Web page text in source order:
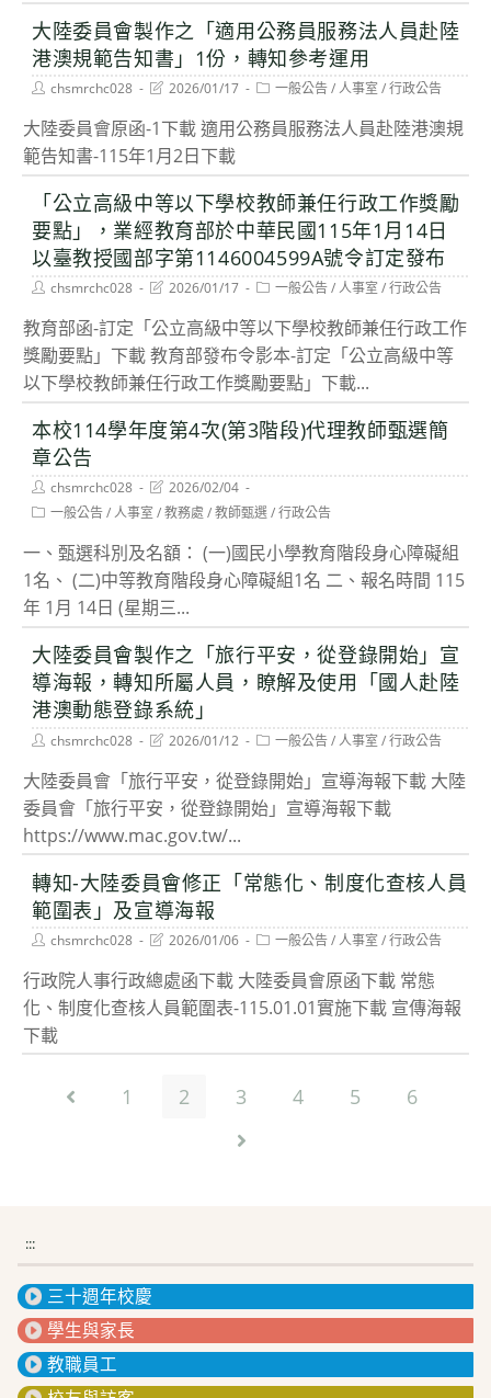
大陸委員會製作之「適用公務員服務法人員赴陸
港澳規範告知書」1份，轉知參考運用
Postchsmrchc028
Post
modified:
2026/01/17
Post一般公告/人事室 /行政公告
大陸委員會原函-1下載 適用公務員服務法人員赴陸港澳規
範告知書-115年1月2日下載
「公立高級中等以下學校教師兼任行政工作獎勵
要點」，業經教育部於中華民國115年1月14日
以臺教授國部字第1146004599A號令訂定發布
Postchsmrchc028
Post
modified:
2026/01/17
Post一般公告/人事室 /行政公告
教育部函-訂定「公立高級中等以下學校教師兼任行政工作
獎勵要點」下載 教育部發布令影本-訂定「公立高級中等
以下學校教師兼任行政工作獎勵要點」下載...
本校114學年度第4次(第3階段)代理教師甄選簡
章公告
Post
author:
chsmrchc028
Post
last
modified:
2026/02/04
Post一般公告/人事室/教務處/教師甄選/行政公告
一、甄選科別及名額： (一)國民小學教育階段身心障礙組
1名、 (二)中等教育階段身心障礙組1名 二、報名時間 115
年 1月 14日 (星期三...
大陸委員會製作之「旅行平安，從登錄開始」宣
導海報，轉知所屬人員，瞭解及使用「國人赴陸
港澳動態登錄系統」
Postchsmrchc028
Post
modified:
2026/01/12
Post一般公告/人事室 /行政公告
大陸委員會「旅行平安，從登錄開始」宣導海報下載 大陸
委員會「旅行平安，從登錄開始」宣導海報下載
https://www.mac.gov.tw/...
轉知-大陸委員會修正「常態化、制度化查核人員
範圍表」及宣導海報
Postchsmrchc028
Post
modified:
2026/01/06
Post一般公告/人事室 /行政公告
行政院人事行政總處函下載 大陸委員會原函下載 常態
化、制度化查核人員範圍表-115.01.01實施下載 宣傳海報
下載
Go to the previous page
1 2 3 4 5
6
Go to the next page
:::
三十週年校慶
學生與家長
教職員工